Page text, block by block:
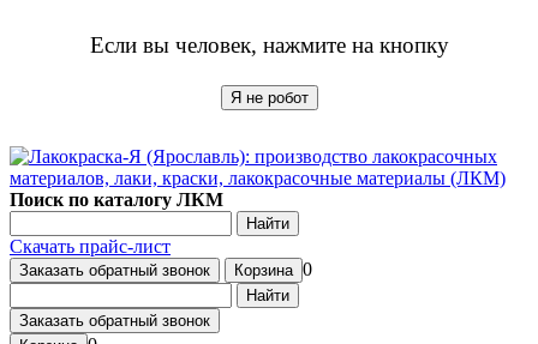
Если вы человек, нажмите на кнопку
Я не робот
Поиск по каталогу ЛКМ
Найти
Скачать прайс-лист
Заказать обратный звонок Корзина 0
Найти
Заказать обратный звонок